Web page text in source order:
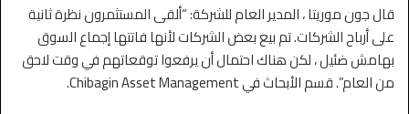
قال جون موريتا ، المدير العام للشركة: “ألقى المستثمرون نظرة ثانية
على أرباح الشركات. تم بيع بعض الشركات لأنها فاتتها إجماع السوق
بهامش ضئيل ، لكن هناك احتمال أن يرفعوا توقعاتهم في وقت لاحق
من العام”. قسم الأبحاث في Chibagin Asset Management.